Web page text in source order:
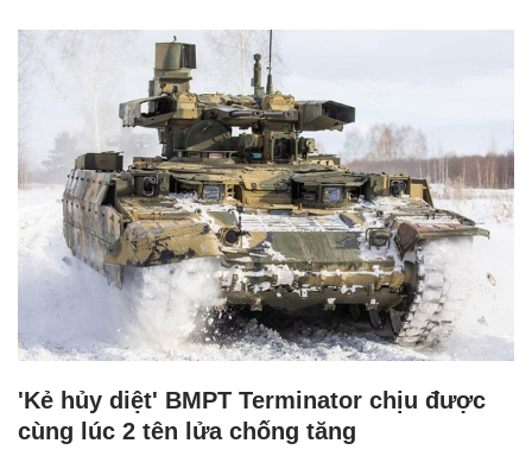
'Kẻ hủy diệt' BMPT Terminator chịu được
cùng lúc 2 tên lửa chống tăng